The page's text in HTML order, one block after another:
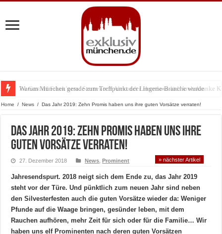
Warum München gerade zum Treffpunkt der Lingerie-Branche wurde
Home / News / Das Jahr 2019: Zehn Promis haben uns ihre guten Vorsätze verraten!
Das Jahr 2019: Zehn Promis haben uns ihre
guten Vorsätze verraten!
27. Dezember 2018 News ,Prominent » nächster Artikel
Jahresendspurt. 2018 neigt sich dem Ende zu, das Jahr 2019
steht vor der Türe. Und pünktlich zum neuen Jahr sind neben
den Silvesterfesten auch die guten Vorsätze wieder da: Weniger
Pfunde auf die Waage bringen, gesünder leben, mit dem
Rauchen aufhören, mehr Zeit für sich oder für die Familie… Wir
haben uns elf Prominenten nach deren guten Vorsätzen